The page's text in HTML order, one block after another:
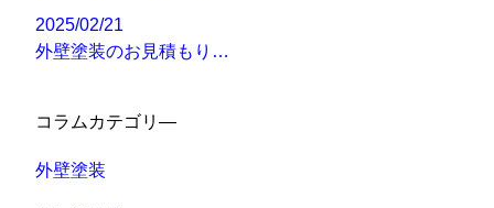
2025/02/21
外壁塗装のお見積もり…
コラムカテゴリ―
外壁塗装